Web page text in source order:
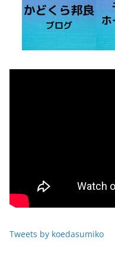
Tweets by koedasumiko